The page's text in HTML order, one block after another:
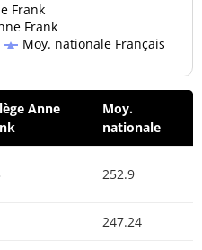
Frank
Frank
Moy. nationale Français
Anne
Moy.
nationale
252.9
247.24